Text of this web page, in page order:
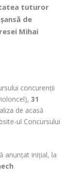
tuturor
de
Mihai
concurenții
31
de acasă
ul Concursului
anunțat inițial, la